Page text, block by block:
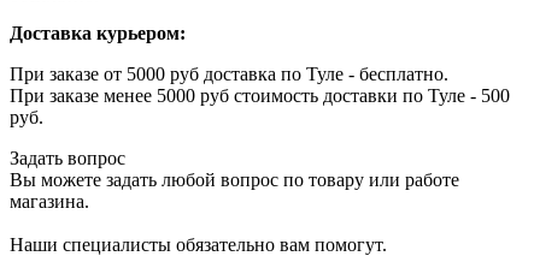
Доставка курьером:
При заказе от 5000 руб доставка по Туле - бесплатно.
При заказе менее 5000 руб стоимость доставки по Туле - 500
руб.
Задать вопрос
Вы можете задать любой вопрос по товару или работе
магазина.
Наши специалисты обязательно вам помогут.